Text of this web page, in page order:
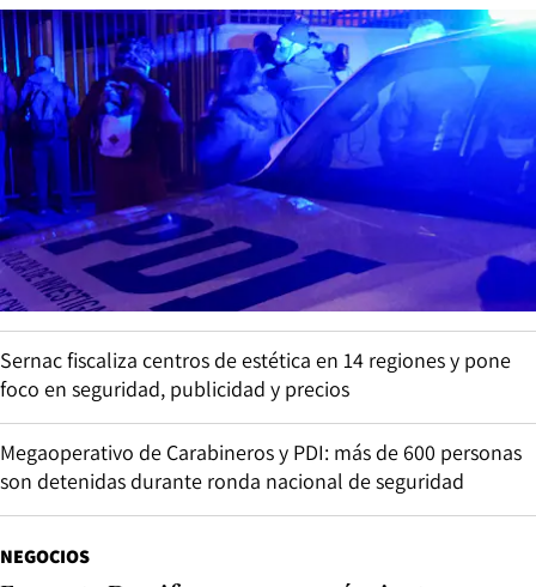
Sernac fiscaliza centros de estética en 14 regiones y pone
foco en seguridad, publicidad y precios
Megaoperativo de Carabineros y PDI: más de 600 personas
son detenidas durante ronda nacional de seguridad
NEGOCIOS